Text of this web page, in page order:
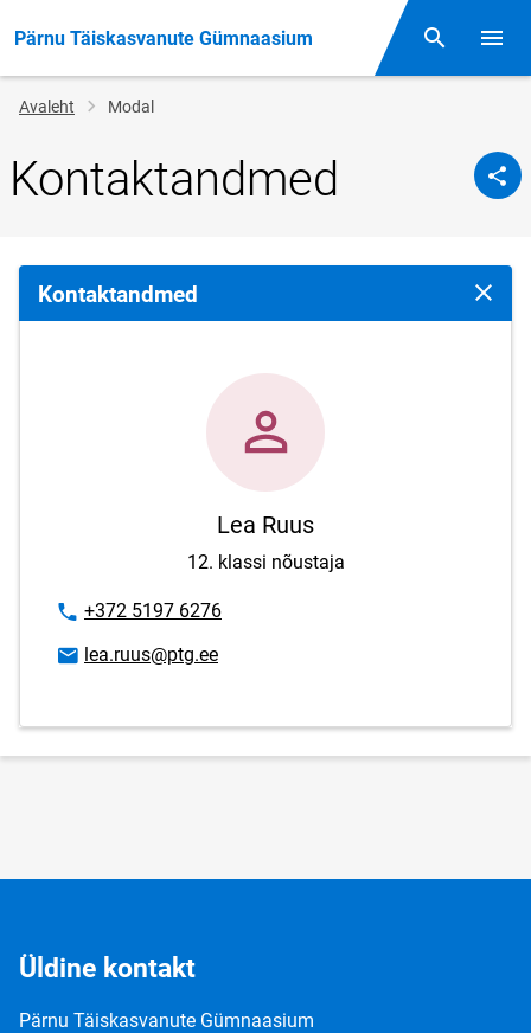
Pärnu Täiskasvanute Gümnaasium Otsing
Jälglink
Avaleht Modal
Kontaktandmed
Kontaktandmed Sulge
Lea Ruus
12. klassi nõustaja
Telefoninumber
+372 5197 6276
E-posti aadress
lea.ruus@ptg.ee
Üldine kontakt
Pärnu Täiskasvanute Gümnaasium